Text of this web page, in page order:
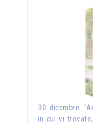
30 dicembre:
in cui vi